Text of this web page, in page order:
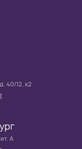
40/12, к2
А